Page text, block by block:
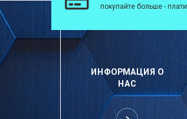
покупайте больше -
ИНФОРМАЦИЯ О
НАС